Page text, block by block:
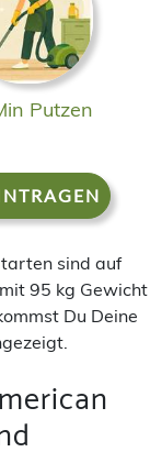
Putzen
sind auf
95 kg Gewicht
Du Deine